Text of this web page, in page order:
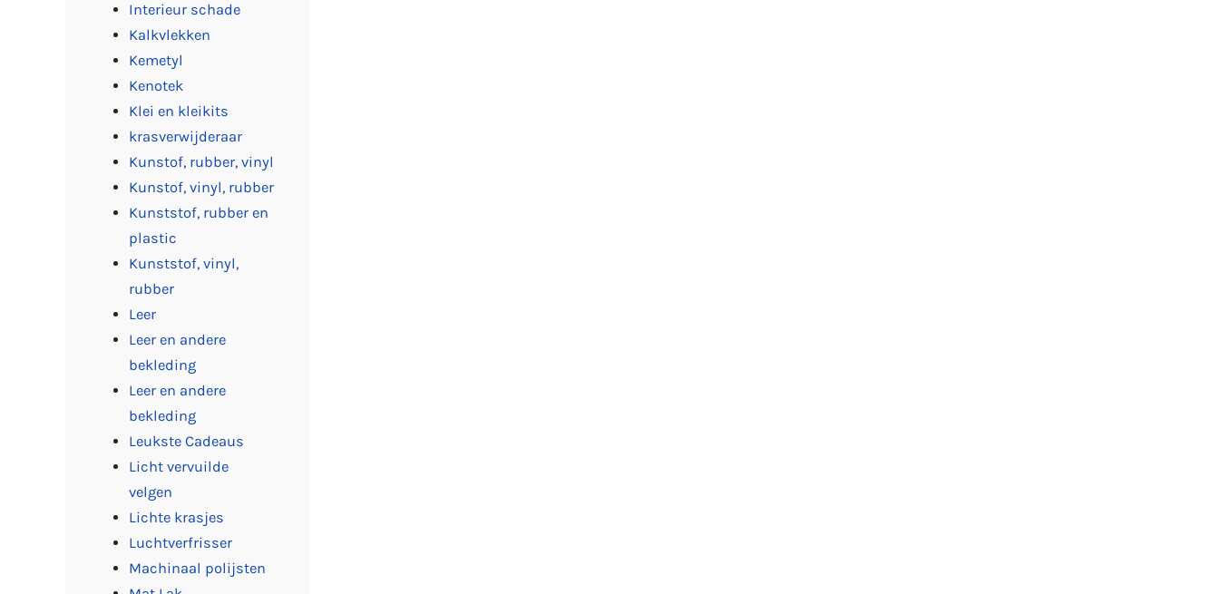
Interieur schade
Kalkvlekken
Kemetyl
Kenotek
Klei en kleikits
krasverwijderaar
Kunstof, rubber, vinyl
Kunstof, vinyl, rubber
Kunststof, rubber en
plastic
Kunststof, vinyl,
rubber
Leer
Leer en andere
bekleding
Leer en andere
bekleding
Leukste Cadeaus
Licht vervuilde
velgen
Lichte krasjes
Luchtverfrisser
Machinaal polijsten